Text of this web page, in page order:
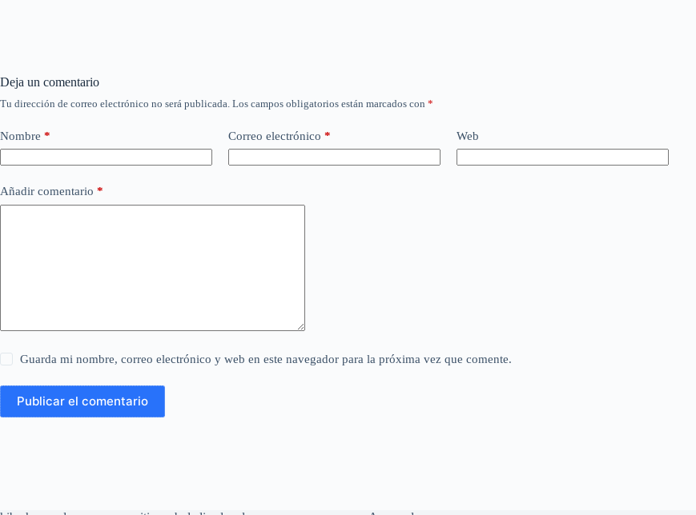
Deja un comentario
Tu dirección de correo electrónico no será publicada. Los campos obligatorios están marcados con *
Nombre * Correo electrónico * Web
Añadir comentario *
Guarda mi nombre, correo electrónico y web en este navegador para la próxima vez que comente.
Publicar el comentario